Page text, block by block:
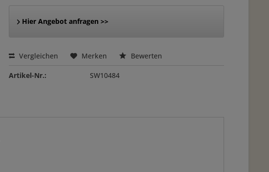
Hier Angebot anfragen >>
Vergleichen Merken Bewerten
Artikel-Nr.: SW10484